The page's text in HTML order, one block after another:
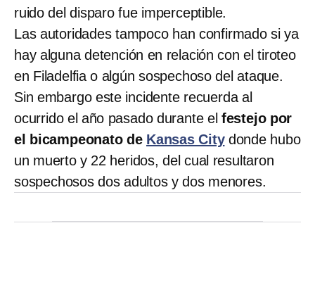
ruido del disparo fue imperceptible.
Las autoridades tampoco han confirmado si ya
hay alguna detención en relación con el tiroteo
en Filadelfia o algún sospechoso del ataque.
Sin embargo este incidente recuerda al
ocurrido el año pasado durante el festejo por
el bicampeonato de Kansas Citydonde hubo
un muerto y 22 heridos, del cual resultaron
sospechosos dos adultos y dos menores.